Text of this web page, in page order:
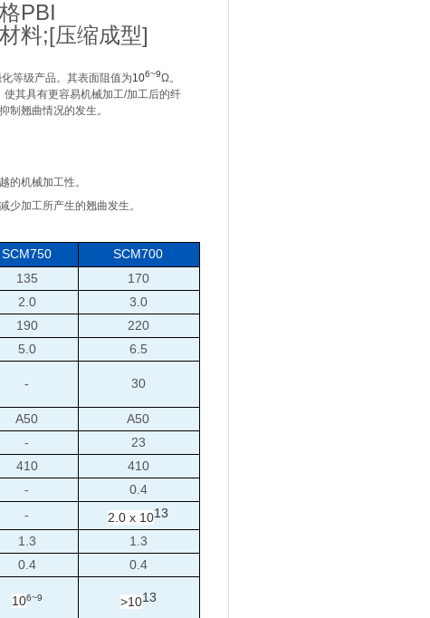
PBI
料;[压缩成型]
等级产品。其表面阻值为106~9Ω。
使其具有更容易机械加工/加工后的纤
制翘曲情况的发生。
的机械加工性。
少加工所产生的翘曲发生。
SCM750
SCM700
135
170
2.0
3.0
190
220
5.0
6.5
- 30
A50
A50
-
23
410
410
-
0.4
- 2.0 x 1013
1.3
1.3
0.4 0.4
106~9 >1013